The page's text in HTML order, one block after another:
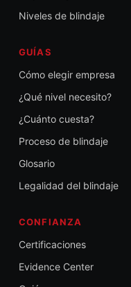
Niveles de blindaje
GUÍAS
Cómo elegir empresa
¿Qué nivel necesito?
¿Cuánto cuesta?
Proceso de blindaje
Glosario
Legalidad del blindaje
CONFIANZA
Certificaciones
Evidence Center